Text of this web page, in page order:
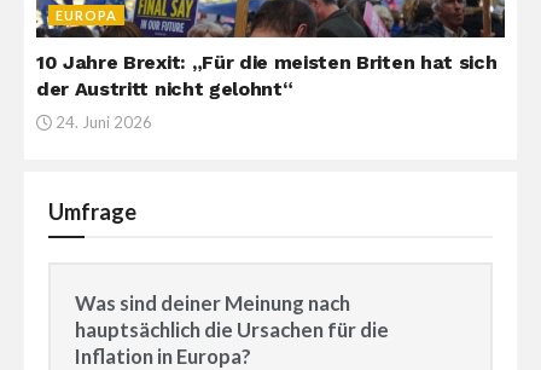
EUROPA
10 Jahre Brexit: „Für die meisten Briten hat sich
der Austritt nicht gelohnt“
24. Juni 2026
Umfrage
Was sind deiner Meinung nach
hauptsächlich die Ursachen für die
Inflation in Europa?